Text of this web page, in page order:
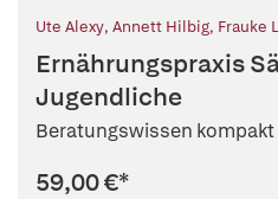
Ute Alexy, Annett Hilbig, Frauke
Maike Grotzke-Leweling (Mitarb.)
Hanna-Kathrin Kraaibeek (Mitarb.)
Palm (Mitarb.)
Ernährungspraxis
Jugendliche
Beratungswissen kompakt
59,00 €*